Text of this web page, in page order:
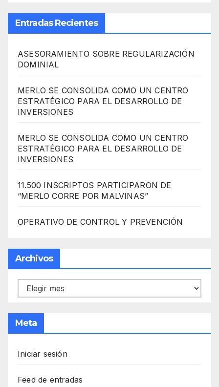
Entradas Recientes
ASESORAMIENTO SOBRE REGULARIZACIÓN
DOMINIAL
MERLO SE CONSOLIDA COMO UN CENTRO
ESTRATÉGICO PARA EL DESARROLLO DE
INVERSIONES
MERLO SE CONSOLIDA COMO UN CENTRO
ESTRATÉGICO PARA EL DESARROLLO DE
INVERSIONES
11.500 INSCRIPTOS PARTICIPARON DE
“MERLO CORRE POR MALVINAS”
OPERATIVO DE CONTROL Y PREVENCIÓN
Archivos
Archivos
Meta
Iniciar sesión
Feed de entradas